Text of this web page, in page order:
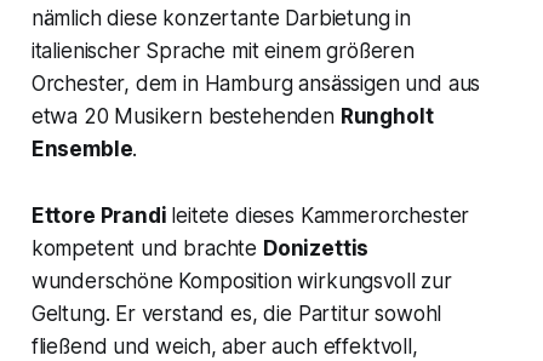
nämlich diese konzertante Darbietung in
italienischer Sprache mit einem größeren
Orchester, dem in Hamburg ansässigen und aus
etwa 20 Musikern bestehenden Rungholt
Ensemble.
Ettore Prandi leitete dieses Kammerorchester
kompetent und brachte Donizettis
wunderschöne Komposition wirkungsvoll zur
Geltung. Er verstand es, die Partitur sowohl
fließend und weich, aber auch effektvoll,